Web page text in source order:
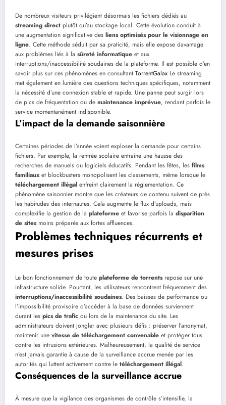
De nombreux visiteurs privilégient désormais les fichiers dédiés au
streaming direct plutôt qu’au stockage local. Cette évolution conduit à
une augmentation significative des liens optimisés pour le visionnage en
ligne. Cette méthode séduit par sa praticité, mais elle expose davantage
aux problèmes liés à la sûreté informatique et aux
interruptions/inaccessibilité soudaines de la plateforme. Il est possible d’en
savoir plus sur ces phénomènes en consultant TorrentGalax Le streaming
met également en lumière des questions techniques spécifiques, notamment
la nécessité d’une connexion stable et rapide. Une panne peut surgir lors
de pics de fréquentation ou de maintenance imprévue, rendant parfois le
service momentanément indisponible.
L’impact de la demande saisonnière
Certaines périodes de l’année voient exploser la demande pour certains
fichiers. Par exemple, la rentrée scolaire entraîne une hausse des
recherches de manuels ou logiciels éducatifs. Pendant les fêtes, les films
familiaux et blockbusters monopolisent les classements, même lorsque le
téléchargement illégal enfreint clairement la réglementation. Ce
phénomène saisonnier montre que les créateurs de contenu suivent de près
les habitudes des internautes. Cela augmente le flux d’uploads, mais
complexifie la gestion de la plateforme et favorise parfois la disparition
de sitesmoins préparés aux fortes affluences.
Problèmes techniques récurrents et
mesures prises
Le bon fonctionnement de toute plateforme de torrentsrepose sur une
infrastructure solide. Pourtant, les utilisateurs rencontrent fréquemment des
interruptions/inaccessibilité soudaines. Des baisses de performance ou
l’impossibilité provisoire d’accéder à la base de données surviennent
durant les pics de trafic ou lors de la maintenance du site. Les
administrateurs doivent jongler avec plusieurs défis : préserver l’anonymat,
maintenir une vitesse de téléchargement convenable et protéger tous
contre les intrusions extérieures. Malheureusement, la qualité de service
n’est jamais garantie à cause de la surveillance accrue menée par les
autorités qui luttent activement contre le téléchargement illégal.
Conséquences de la surveillance accrue
À mesure que la vigilance des organismes de contrôle s’intensifie, la